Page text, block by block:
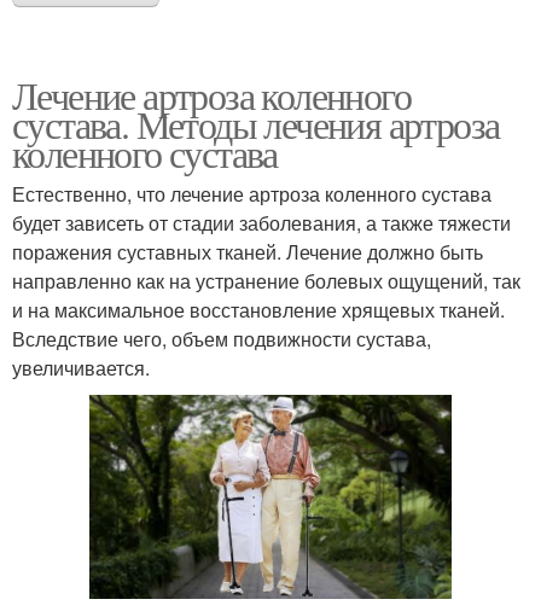
Лечение артроза коленного
сустава. Методы лечения артроза
коленного сустава
Естественно, что лечение артроза коленного сустава
будет зависеть от стадии заболевания, а также тяжести
поражения суставных тканей. Лечение должно быть
направленно как на устранение болевых ощущений, так
и на максимальное восстановление хрящевых тканей.
Вследствие чего, объем подвижности сустава,
увеличивается.